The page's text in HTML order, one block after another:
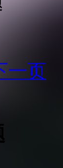
一页